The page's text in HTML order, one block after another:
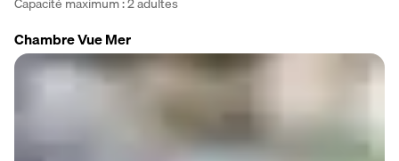
Chambre Vue Mer